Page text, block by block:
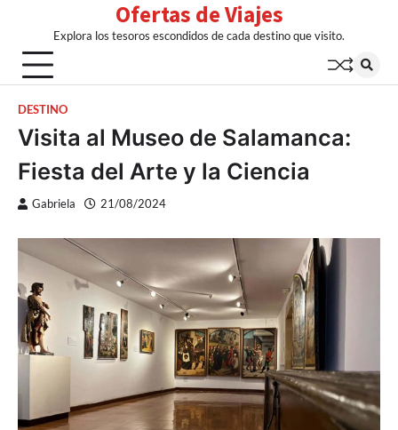
content
Ofertas de Viajes
Explora los tesoros escondidos de cada destino que visito.
DESTINO
Visita al Museo de Salamanca:
Fiesta del Arte y la Ciencia
Gabriela 21/08/2024